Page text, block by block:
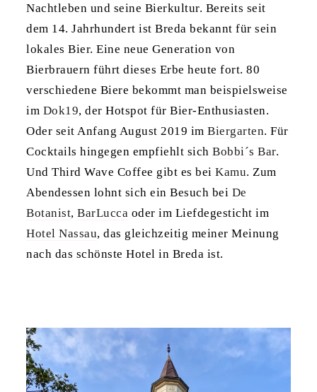
Nachtleben und seine Bierkultur. Bereits seit
dem 14. Jahrhundert ist Breda bekannt für sein
lokales Bier. Eine neue Generation von
Bierbrauern führt dieses Erbe heute fort. 80
verschiedene Biere bekommt man beispielsweise
im Dok19, der Hotspot für Bier-Enthusiasten.
Oder seit Anfang August 2019 imBiergarten. Für
Cocktails hingegen empfiehlt sichBobbi´s Bar.
Und Third Wave Coffee gibt es beiKamu. Zum
Abendessen lohnt sich ein Besuch bei De
Botanist,BarLucca oder im Liefdegesticht im
Hotel Nassau, das gleichzeitig meiner Meinung
nach das schönste Hotel in Breda ist.